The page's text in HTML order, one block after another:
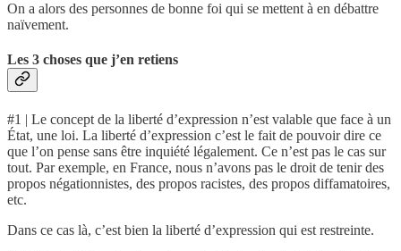
On a alors des personnes de bonne foi qui se mettent à en débattre
naïvement.
Les 3 choses que j’en retiens
#1 | Le concept de la liberté d’expression n’est valable que face à un
État, une loi. La liberté d’expression c’est le fait de pouvoir dire ce
que l’on pense sans être inquiété légalement. Ce n’est pas le cas sur
tout. Par exemple, en France, nous n’avons pas le droit de tenir des
propos négationnistes, des propos racistes, des propos diffamatoires,
etc.
Dans ce cas là, c’est bien la liberté d’expression qui est restreinte.